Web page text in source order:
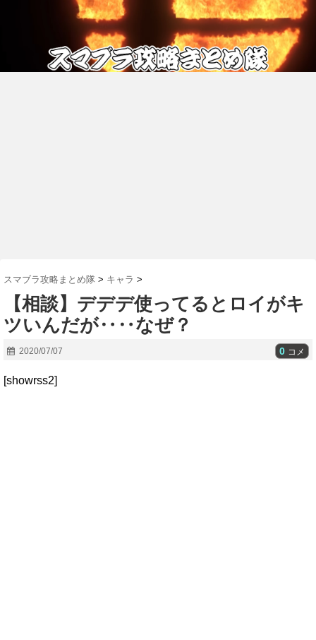
スマブラ攻略まとめ隊 > キャラ >
【相談】デデデ使ってるとロイがキ
ツいんだが‥‥なぜ？
2020/07/07 0 コメ
[showrss2]